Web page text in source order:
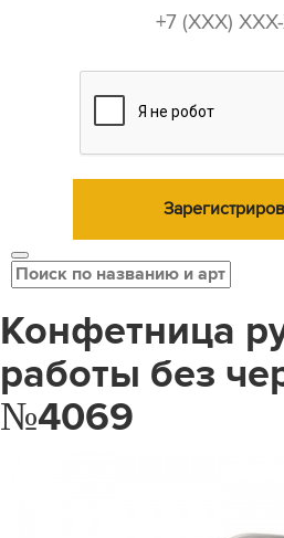
Конфетница
работы без
№4069